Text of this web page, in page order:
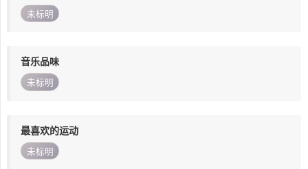
未标明
音乐品味
未标明
最喜欢的运动
未标明